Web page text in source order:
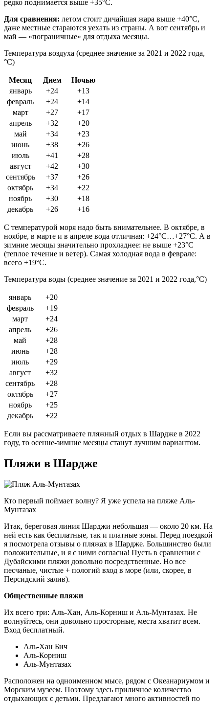
редко поднимается выше +35°C.
Для сравнения: летом стоит дичайшая жара выше +40°C,
даже местные стараются уехать из страны. А вот сентябрь и
май — «пограничные» для отдыха месяцы.
Температура воздуха (среднее значение за 2021 и 2022 года,
°C)
Месяц Днем
Ночью
январь
+24
+13
февраль
+24
+14
март
+27
+17
апрель
+32
+20
май
+34
+23
июнь
+38
+26
июль
+41
+28
август
+42
+30
сентябрь
+37
+26
октябрь
+34
+22
ноябрь
+30
+18
декабрь
+26 +16
С температурой моря надо быть внимательнее. В октябре, в
ноябре, в марте и в апреле вода отличная: +24°C…+27°C. А в
зимние месяцы значительно прохладнее: не выше +23°C
(теплое течение и ветер). Самая холодная вода в феврале:
всего +19°C.
Температура воды (среднее значение за 2021 и 2022 года,°C)
январь
+20
февраль
+19
март
+24
апрель
+26
май
+28
июнь
+28
июль
+29
август
+32
сентябрь
+28
октябрь
+27
ноябрь
+25
декабрь
+22
Если вы рассматриваете пляжный отдых в Шардже в 2022
году, то осенне-зимние месяцы станут лучшим вариантом.
Пляжи в Шардже
Кто первый поймает волну? Я уже успела на пляже Аль-
Мунтазах
Итак, береговая линия Шарджи небольшая — около 20 км. На
ней есть как бесплатные, так и платные зоны. Перед поездкой
я посмотрела отзывы о пляжах в Шардже. Большинство были
положительные, и я с ними согласна! Пусть в сравнении с
Дубайскими пляжи довольно посредственные. Но все
песчаные, чистые + пологий вход в море (или, скорее, в
Персидский залив).
Общественные пляжи
Их всего три: Аль-Хан, Аль-Корниш и Аль-Мунтазах. Не
волнуйтесь, они довольно просторные, места хватит всем.
Вход бесплатный.
Аль-Хан Бич
Аль-Корниш
Аль-Мунтазах
Расположен на одноименном мысе, рядом с Океанариумом и
Морским музеем. Поэтому здесь приличное количество
отдыхающих с детьми. Предлагают много активностей по